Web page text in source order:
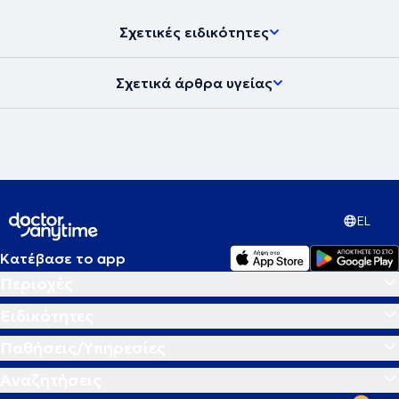
Σχετικές ειδικότητες
Σχετικά άρθρα υγείας
EL
Κατέβασε το app